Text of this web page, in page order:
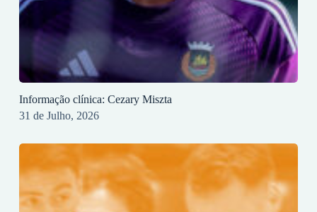
Informação clínica: Cezary Miszta
31 de Julho, 2026